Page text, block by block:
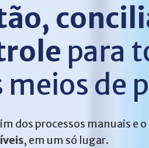
para
meios de
dos processos manuais e
, em um só lugar.